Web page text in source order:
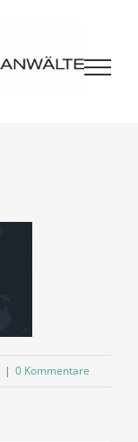
| 0 Kommentare